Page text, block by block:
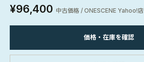
¥96,400 中古価格 / ONESCENE Yahoo!店
価格・在庫を確認